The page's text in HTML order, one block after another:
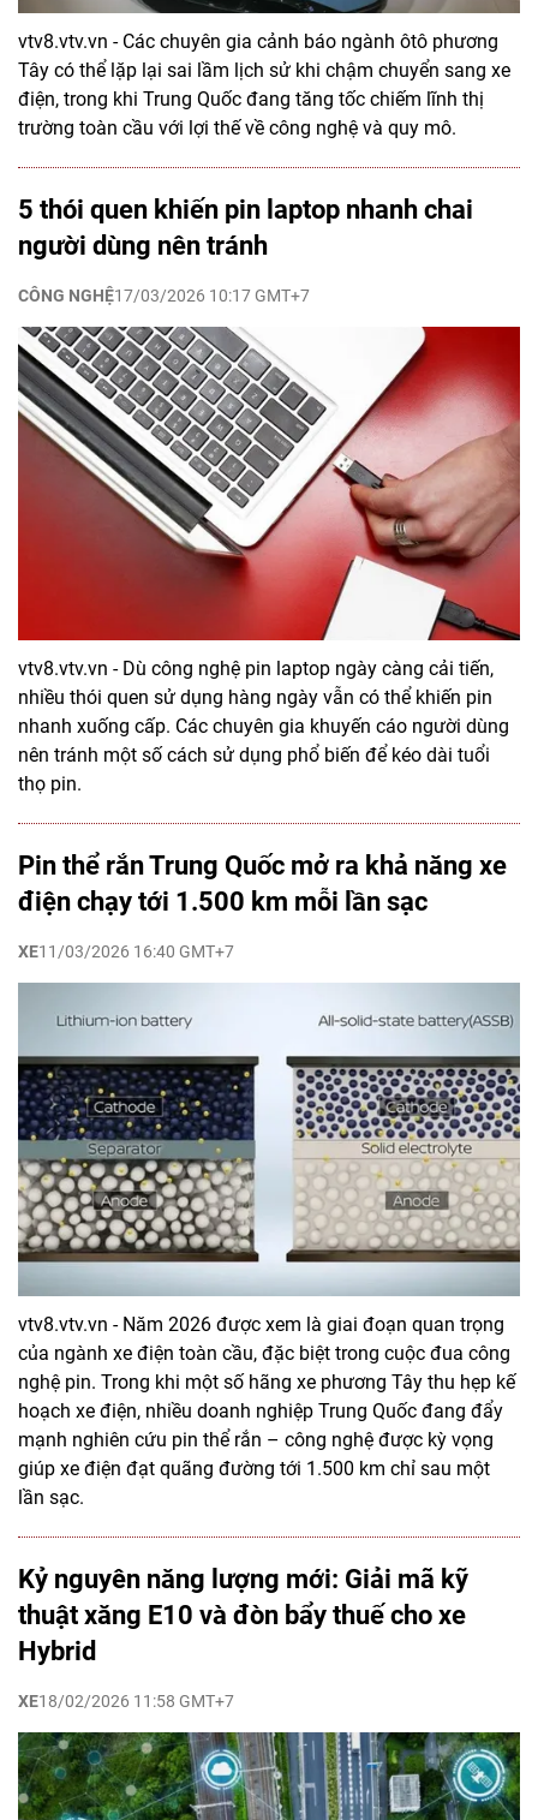
vtv8.vtv.vn - Các chuyên gia cảnh báo ngành ôtô phương
Tây có thể lặp lại sai lầm lịch sử khi chậm chuyển sang xe
điện, trong khi Trung Quốc đang tăng tốc chiếm lĩnh thị
trường toàn cầu với lợi thế về công nghệ và quy mô.
5 thói quen khiến pin laptop nhanh chai
người dùng nên tránh
CÔNG NGHỆ17/03/2026 10:17 GMT+7
vtv8.vtv.vn - Dù công nghệ pin laptop ngày càng cải tiến,
nhiều thói quen sử dụng hàng ngày vẫn có thể khiến pin
nhanh xuống cấp. Các chuyên gia khuyến cáo người dùng
nên tránh một số cách sử dụng phổ biến để kéo dài tuổi
thọ pin.
Pin thể rắn Trung Quốc mở ra khả năng xe
điện chạy tới 1.500 km mỗi lần sạc
XE11/03/2026 16:40 GMT+7
vtv8.vtv.vn - Năm 2026 được xem là giai đoạn quan trọng
của ngành xe điện toàn cầu, đặc biệt trong cuộc đua công
nghệ pin. Trong khi một số hãng xe phương Tây thu hẹp kế
hoạch xe điện, nhiều doanh nghiệp Trung Quốc đang đẩy
mạnh nghiên cứu pin thể rắn – công nghệ được kỳ vọng
giúp xe điện đạt quãng đường tới 1.500 km chỉ sau một
lần sạc.
Kỷ nguyên năng lượng mới: Giải mã kỹ
thuật xăng E10 và đòn bẩy thuế cho xe
Hybrid
XE18/02/2026 11:58 GMT+7